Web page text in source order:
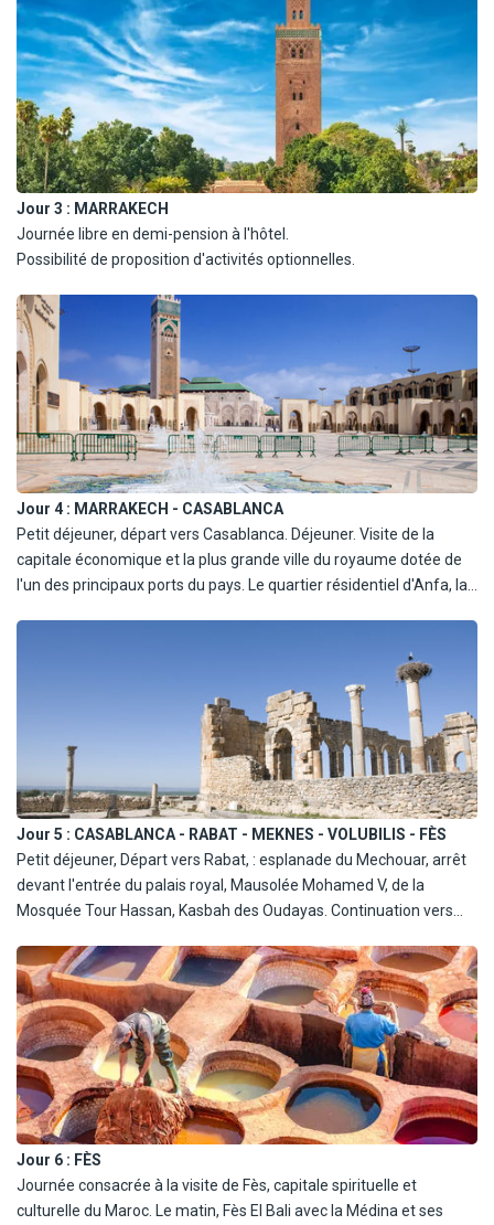
Médina jusqu'à la célèbre place Jamaa el fna. Dîner et logement à
l'hôtel.
Jour 3 : MARRAKECH
Journée libre en demi-pension à l'hôtel.
Possibilité de proposition d'activités optionnelles.
Jour 4 : MARRAKECH - CASABLANCA
Petit déjeuner, départ vers Casablanca. Déjeuner. Visite de la
capitale économique et la plus grande ville du royaume dotée de
l'un des principaux ports du pays. Le quartier résidentiel d'Anfa, la
Jour 5 : CASABLANCA - RABAT - MEKNES - VOLUBILIS - FÈS
Petit déjeuner, Départ vers Rabat, : esplanade du Mechouar, arrêt
devant l'entrée du palais royal, Mausolée Mohamed V, de la
Mosquée Tour Hassan, Kasbah des Oudayas. Continuation vers
Continuez vers les ruines de Volubilis, la ville romaine.
Continuation vers Fès. Diner et hébergement.
Jour 6 : FÈS
Journée consacrée à la visite de Fès, capitale spirituelle et
culturelle du Maroc. Le matin, Fès El Bali avec la Médina et ses